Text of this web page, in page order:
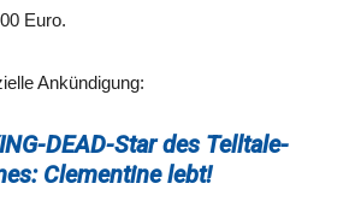
Euro.
Ankündigung:
DEAD-Star des Telltale-
Clementine lebt!